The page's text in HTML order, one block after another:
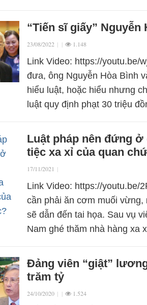
“Tiến sĩ giấy” Nguyễn
23/08/2022 | | 1.148
Link Video: https://youtu.be/
đưa, ông Nguyễn Hòa Bình
hiểu luật, hoặc hiểu nhưng
luật quy định phạt 30 triệu
Luật pháp nên đứng
tiệc xa xỉ của quan
17/11/2021 |
Link Video: https://youtu.be/
cần phải ăn cơm muối
sẽ dẫn đến tai họa. Sau vụ
Nam ghé thăm nhà hàng xa
Đảng viên “giật”
trăm tỷ
24/10/2020 | | 1.524